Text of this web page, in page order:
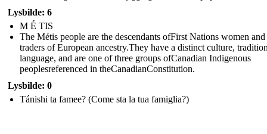
Lysbilde: 6
M É TIS
The Métis people are the descendants ofFirst Nations women
traders of European ancestry.They have a distinct culture,
language, and are one of three groups ofCanadian Indigenous
peoplesreferenced in theCanadianConstitution.
Lysbilde: 0
Tánishi ta famee? (Come sta la tua famiglia?)